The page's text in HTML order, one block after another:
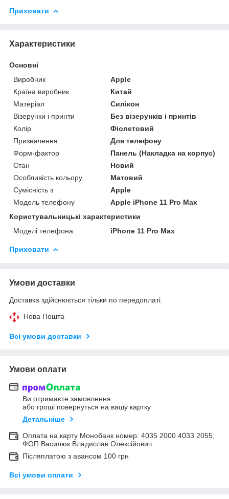
Приховати
Характеристики
Основні
Виробник
Apple
Країна виробник
Китай
Матеріал
Силікон
Візерунки і принти
Без візерунків і принтів
Колір
Фіолетовий
Призначення
Для телефону
Форм-фактор
Панель (Накладка на корпус)
Стан
Новий
Особливість кольору
Матовий
Сумісність з
Apple
Модель телефону
Apple iPhone 11 Pro Max
Користувальницькі характеристики
Моделі телефона
iPhone 11 Pro Max
Приховати
Умови доставки
Доставка здійснюється тільки по передоплаті.
Нова Пошта
Всі умови доставки
Умови оплати
Ви отримаєте замовлення
або гроші повернуться на вашу картку
Детальніше
Оплата на карту Монобанк номер: 4035 2000 4033 2055,
ФОП Василюк Владислав Олексійович
Післяплатою з авансом 100 грн
Всі умови оплати